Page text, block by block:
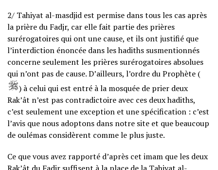
2/ Tahiyat al-masdjid est permise dans tous les cas après
la prière du Fadjr, car elle fait partie des prières
surérogatoires qui ont une cause, et ils ont justifié que
l’interdiction énoncée dans les hadiths susmentionnés
concerne seulement les prières surérogatoires absolues
qui n’ont pas de cause. D’ailleurs, l’ordre du Prophète (
) à celui qui est entré à la mosquée de prier deux
Rak’ât n’est pas contradictoire avec ces deux hadiths,
c’est seulement une exception et une spécification : c’est
l’avis que nous adoptons dans notre site et que beaucoup
de oulémas considèrent comme le plus juste.
Ce que vous avez rapporté d’après cet imam que les deux
Rak’ât du Fadjr suffisent à la place de la Tahiyat al-